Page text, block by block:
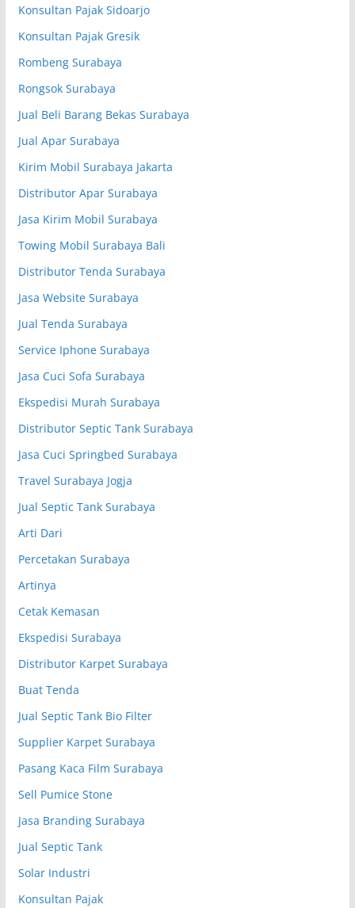
Konsultan Pajak Sidoarjo
Konsultan Pajak Gresik
Rombeng Surabaya
Rongsok Surabaya
Jual Beli Barang Bekas Surabaya
Jual Apar Surabaya
Kirim Mobil Surabaya Jakarta
Distributor Apar Surabaya
Jasa Kirim Mobil Surabaya
Towing Mobil Surabaya Bali
Distributor Tenda Surabaya
Jasa Website Surabaya
Jual Tenda Surabaya
Service Iphone Surabaya
Jasa Cuci Sofa Surabaya
Ekspedisi Murah Surabaya
Distributor Septic Tank Surabaya
Jasa Cuci Springbed Surabaya
Travel Surabaya Jogja
Jual Septic Tank Surabaya
Arti Dari
Percetakan Surabaya
Artinya
Cetak Kemasan
Ekspedisi Surabaya
Distributor Karpet Surabaya
Buat Tenda
Jual Septic Tank Bio Filter
Supplier Karpet Surabaya
Pasang Kaca Film Surabaya
Sell Pumice Stone
Jasa Branding Surabaya
Jual Septic Tank
Solar Industri
Konsultan Pajak